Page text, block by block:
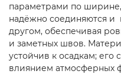
параметрами по
надёжно соединяются и
другом, обеспечивая
и заметных швов.
устойчив к осадкам; его
влиянием атмосферных